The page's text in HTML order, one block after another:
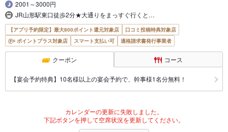
2001～3000円
JR山形駅東口徒歩2分★大通りをまっすぐ行くと…
【アプリ予約限定】最大800ポイント還元対象店
口コミ投稿特典対象店
ポイントプラス対象店
スマート支払い可 適格請求書発行事業者
クーポン コース
【宴会予約特典】10名様以上の宴会予約で、幹事様1名分無料！
カレンダーの更新に失敗しました。
下記ボタンを押して空席状況を更新してください。